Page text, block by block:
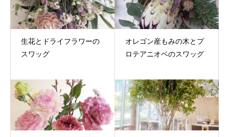
生花とドライフラワーの
スワッグ
オレゴン産もみの木とプ
ロテアニオベのスワッグ